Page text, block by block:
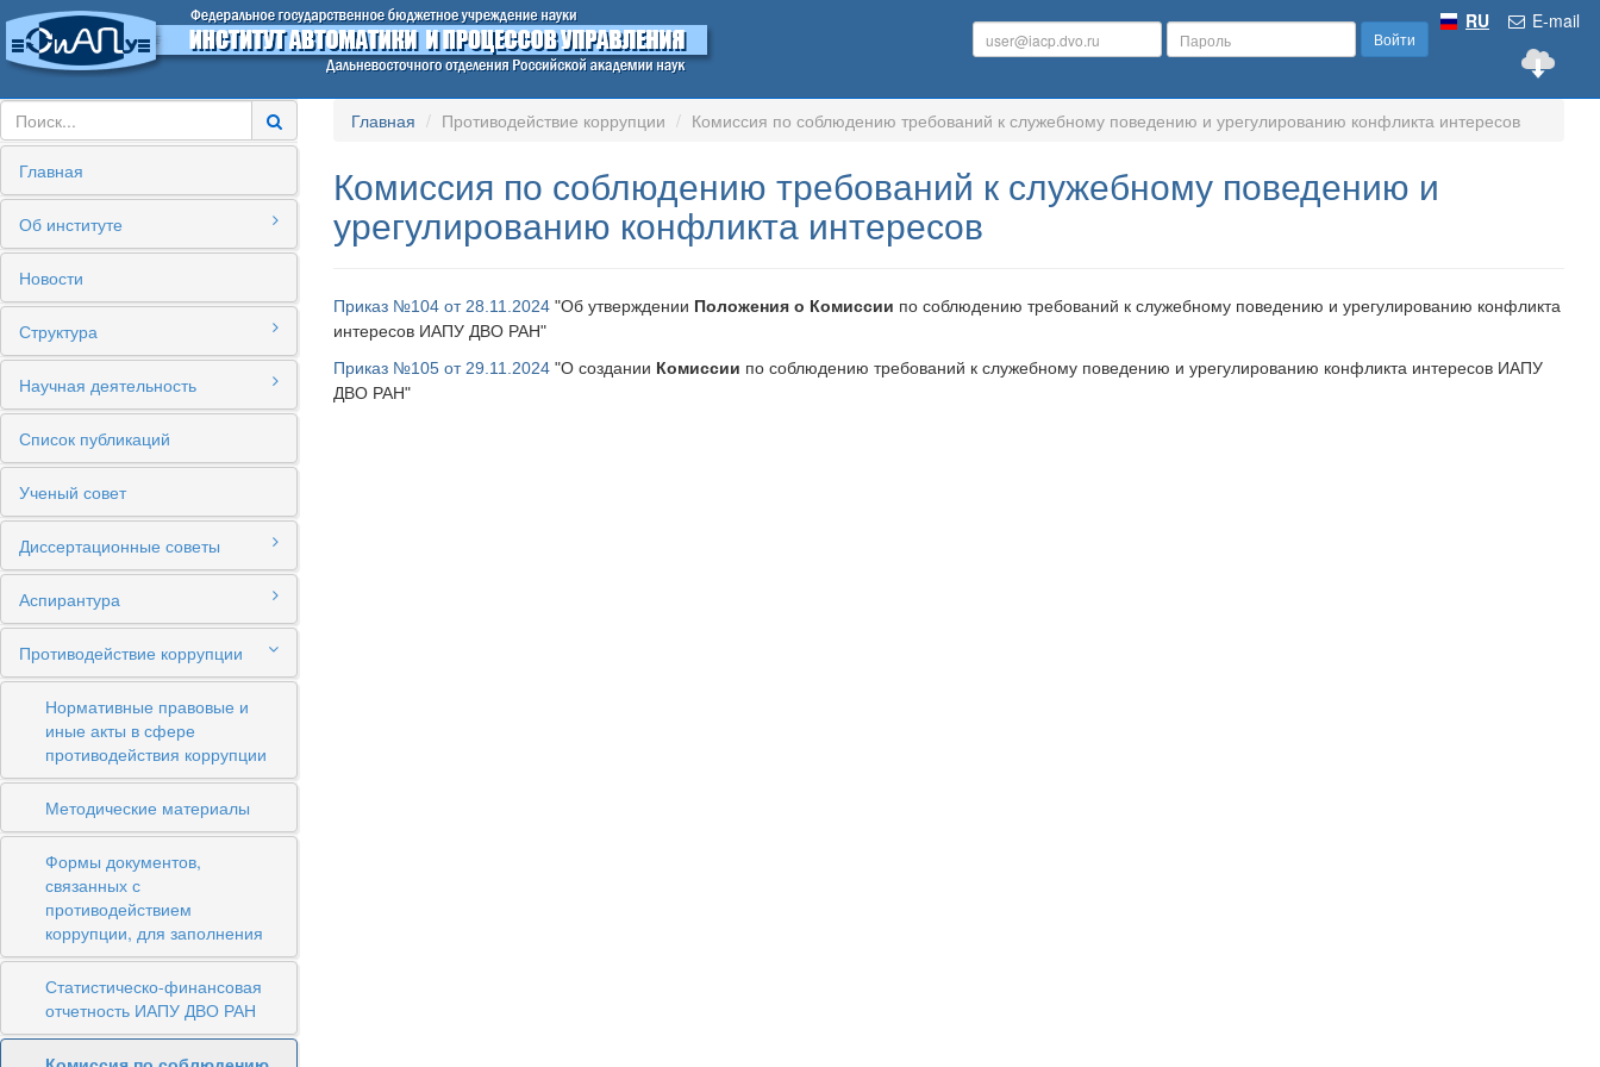
E-mail
RU
Войти
Главная
Об институте
Новости
Структура
Научная деятельность
Список публикаций
Ученый совет
Диссертационные советы
Аспирантура
Противодействие коррупции
Нормативные правовые и
иные акты в сфере
противодействия коррупции
Методические материалы
Формы документов,
связанных с
противодействием
коррупции, для заполнения
Статистическо-финансовая
отчетность ИАПУ ДВО РАН
Главная Противодействие коррупции Комиссия по соблюдению требований к служебному поведению и урегулированию конфликта интересов
Комиссия по соблюдению требований к служебному поведению и
урегулированию конфликта интересов
Приказ №104 от 28.11.2024 "Об утверждении Положения о Комиссии по соблюдению требований к служебному поведению и урегулированию конфликта
интересов ИАПУ ДВО РАН"
Приказ №105 от 29.11.2024 "О создании Комиссии по соблюдению требований к служебному поведению и урегулированию конфликта интересов ИАПУ
ДВО РАН"